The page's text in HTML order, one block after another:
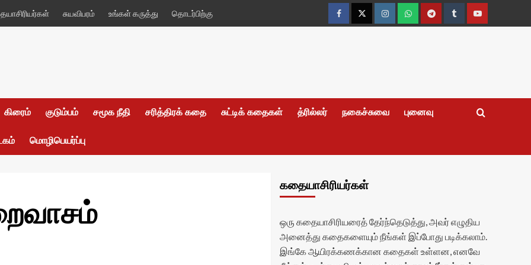
சுயவிபரம் உங்கள் கருத்து தொடர்பிற்கு
FacebookTwitterInstagramWhatsappTelegramTumblrYouTube
கிரைம் குடும்பம் சமூக நீதி சரித்திரக் கதை சுட்டிக் கதைகள் த்ரில்லர் நகைச்சுவை புனைவு
மொழிபெயர்ப்பு
கதையாசிரியர்கள்
ஒரு கதையாசிரியரைத் தேர்ந்தெடுத்து, அவர் எழுதிய
அனைத்து கதைகளையும் நீங்கள் இப்போது படிக்கலாம்.
இங்கே ஆயிரக்கணக்கான கதைகள் உள்ளன, எனவே